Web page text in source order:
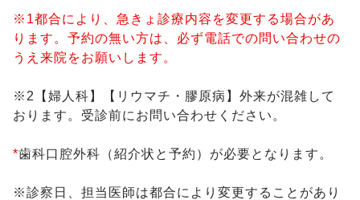
※1都合により、急きょ診療内容を変更する場合があ
ります。予約の無い方は、必ず電話での問い合わせの
うえ来院をお願いします。
※2【婦人科】【リウマチ・膠原病】外来が混雑して
おります。受診前にお問い合わせください。
*歯科口腔外科（紹介状と予約）が必要となります。
※診察日、担当医師は都合により変更することがあり